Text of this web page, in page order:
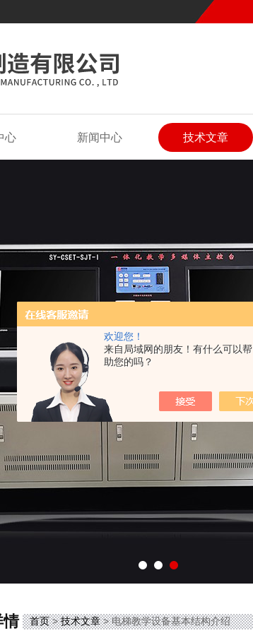
欢迎您！
来自局域网的朋友！有什么可以帮
助您的吗？
心 新闻中心 技术文章
情 首页>技术文章> 电梯教学设备基本结构介绍